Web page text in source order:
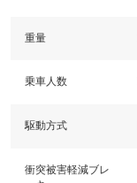
重量
乗車人数
駆動方式
衝突被害軽減ブレ